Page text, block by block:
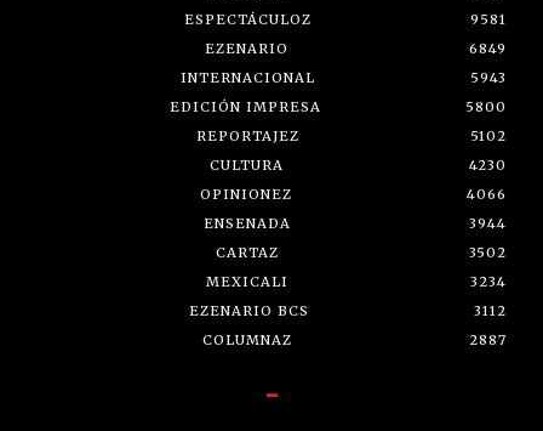
ESPECTÁCULOZ
9581
EZENARIO
6849
INTERNACIONAL
5943
EDICIÓN IMPRESA
5800
REPORTAJEZ
5102
CULTURA
4230
OPINIONEZ
4066
ENSENADA
3944
CARTAZ
3502
MEXICALI
3234
EZENARIO BCS
3112
COLUMNAZ
2887
-